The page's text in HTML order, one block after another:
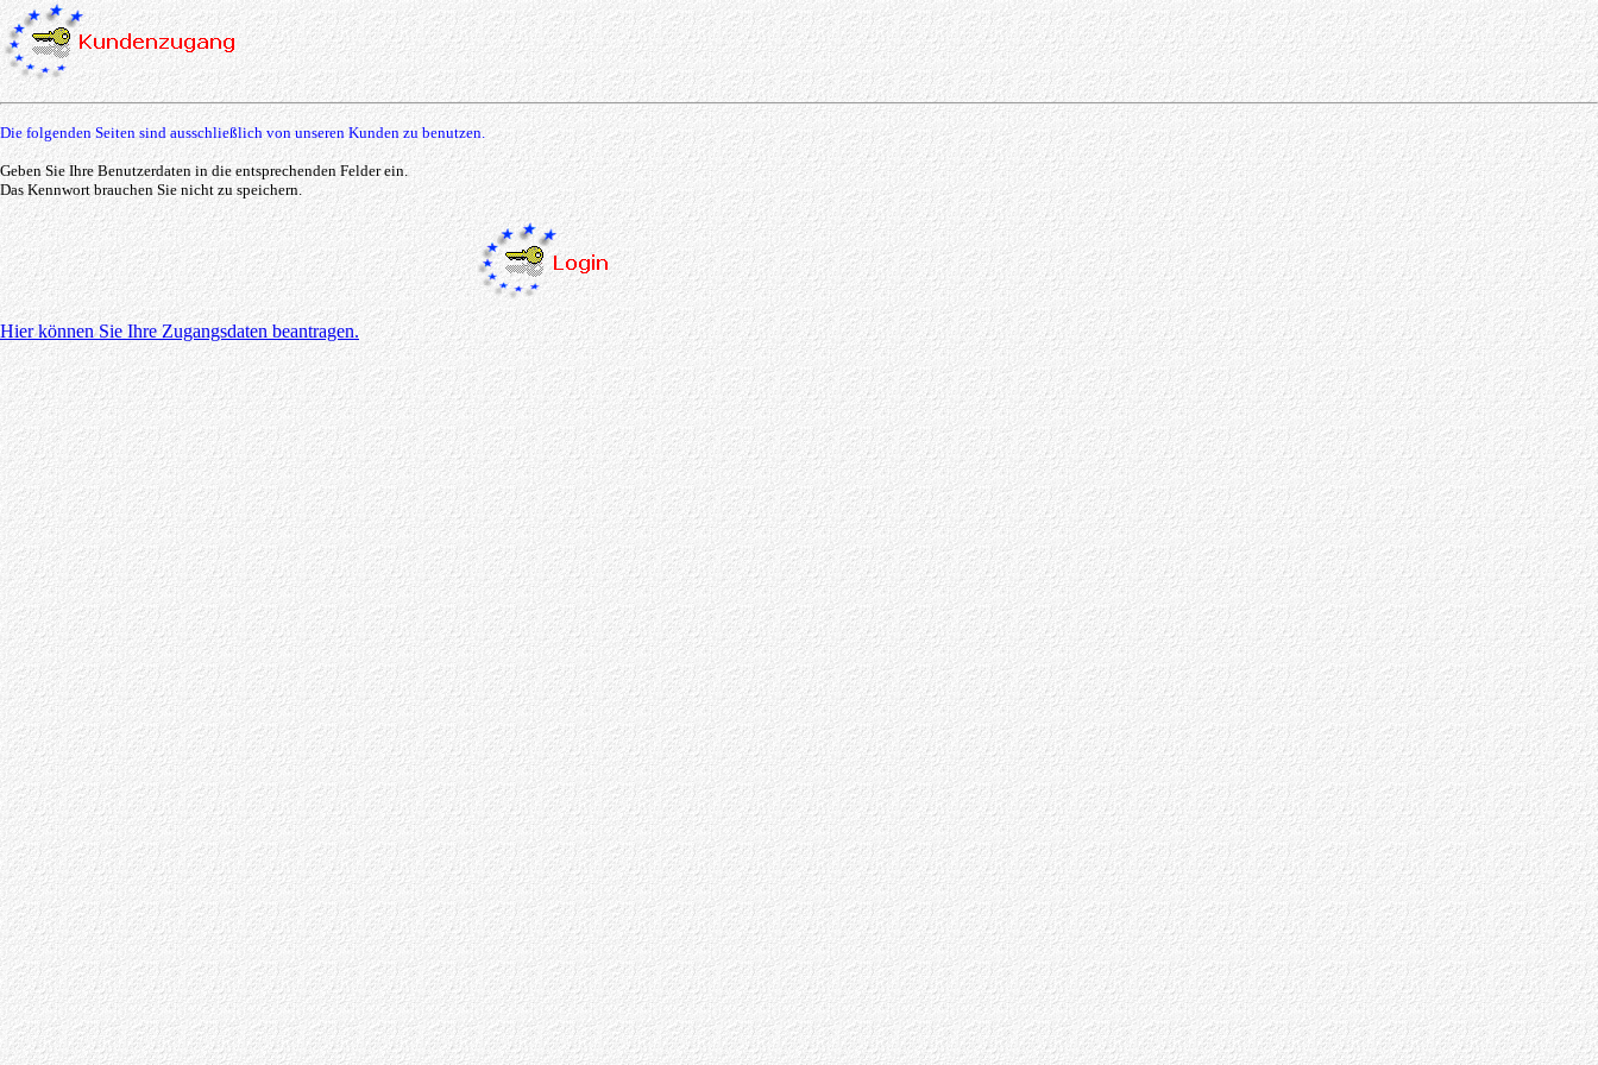
Die folgenden Seiten sind ausschließlich von unseren Kunden zu benutzen.
Geben Sie Ihre Benutzerdaten in die entsprechenden Felder ein.
Das Kennwort brauchen Sie nicht zu speichern.
Hier können Sie Ihre Zugangsdaten beantragen.